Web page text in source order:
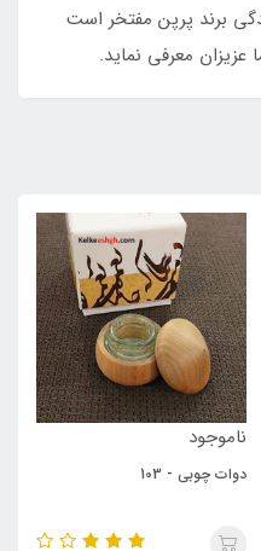
برند پرپن مفتخر است
معرفی نماید.
ناموجود
دوات چوبی - 102